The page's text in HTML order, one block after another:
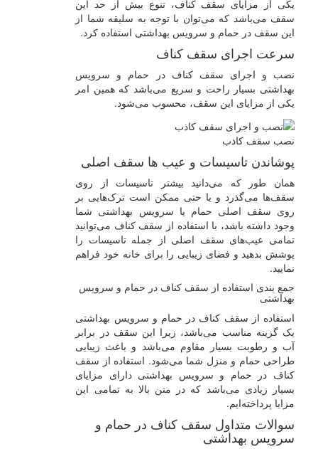
یکی از مزایای سقف کناف، تنوع بیش از حد این
سقف می‌باشد که می‌توان با توجه به سلیقه شما از
این سقف در حمام و سرویس بهداشتی استفاده کرد.
سرعت اجرای سقف کناف
نصب و اجرای سقف کناف در حمام و سرویس
بهداشتی بسیار راحت و سریع می‌باشد که همین امر
یکی از مزایای این سقف، محسوب می‌شود.
نصب سقف کاذب
پوشاندن تاسیسات و عیب ها سقف اصلی
همان طور که می‌دانید بیشتر تاسیسات از روی
سقف‌ها می‌گذرد و یا حتی ممکن است ترک‌هایی بر
روی سقف اصلی حمام یا سرویس بهداشتی شما
وجود داشته باشد، با استفاده از سقف کناف می‌توانید
تمامی عیب‌های سقف اصلی از جمله تاسیسات را
پوشش بدهید و فضای زیبایی را برای خانه خود فراهم
نمایید.
جمع بندی استفاده از سقف کناف در حمام و سرویس
بهداشتی
استفاده از سقف کناف در حمام و سرویس بهداشتی
یک گزینه مناسب می‌باشد، زیرا این سقف در برابر
آب و رطوبت بسیار مقاوم می‌باشد و باعث زیبایی
طراحی حمام و منزل شما می‌شود. استفاده از سقف
کناف در حمام و سرویس بهداشتی دارای مزایای
بسیار زیادی می‌باشد که در متن بالا به تمامی این
مزایا پرداخته‌ایم.
سوالات متداول سقف کناف در حمام و
سرویس بهداشتی